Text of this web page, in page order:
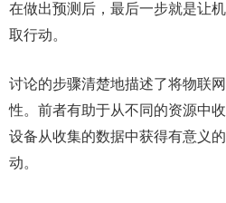
在做出预测后，最后一步就是让
取行动。
讨论的步骤清楚地描述了将物联
性。前者有助于从不同的资源中
设备从收集的数据中获得有意义
动。